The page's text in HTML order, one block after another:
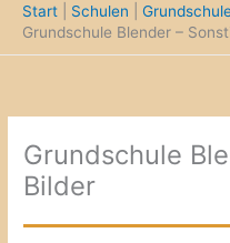
Start Schulen
Grundschule Blender –
Grundschule
Bilder